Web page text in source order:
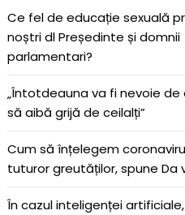
Ce fel de educație sexuală
noștri dl Președinte și domnii
parlamentari?
„Întotdeauna va fi nevoie
să aibă grijă de ceilalți”
Cum să înțelegem
tuturor greutăților, spune Da
În cazul inteligenței artificiale,